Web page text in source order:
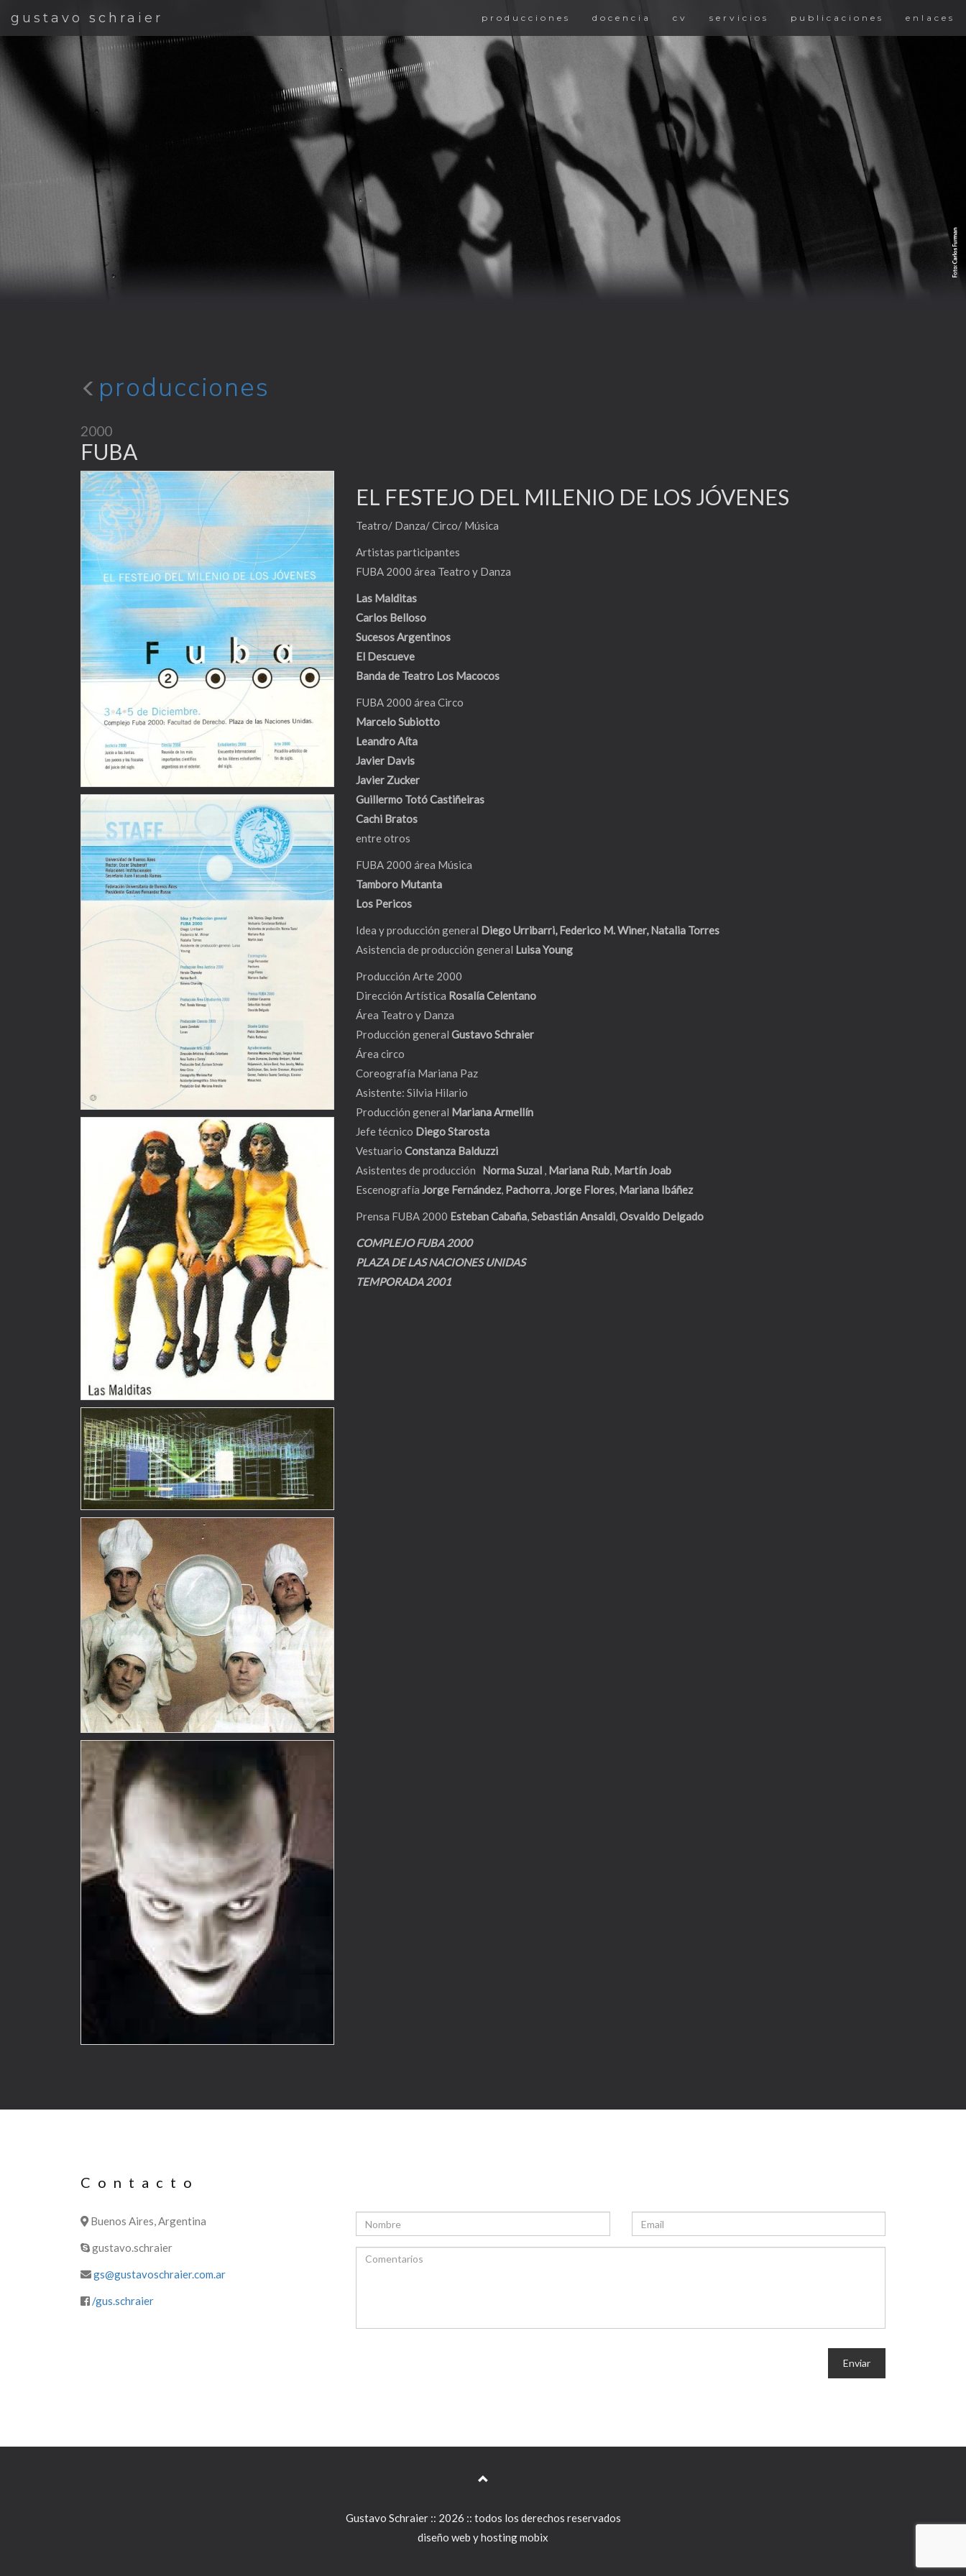
gustavo schraier producciones docencia cv servicios publicaciones enlaces
producciones
2000
FUBA
EL FESTEJO DEL MILENIO DE LOS JÓVENES
Teatro/ Danza/ Circo/ Música
Artistas participantes
FUBA 2000 área Teatro y Danza
Las Malditas
Carlos Belloso
Sucesos Argentinos
El Descueve
Banda de Teatro Los Macocos
FUBA 2000 área Circo
Marcelo Subiotto
Leandro Aíta
Javier Davis
Javier Zucker
Guillermo Totó Castiñeiras
Cachi Bratos
entre otros
FUBA 2000 área Música
Tamboro Mutanta
Los Pericos
Idea y producción general Diego Urribarri, Federico M. Winer,Natalia Torres
Asistencia de producción general Luisa Young
Producción Arte 2000
Dirección Artística Rosalía Celentano
Área Teatro y Danza
Producción generalGustavo Schraier
Área circo
Coreografía Mariana Paz
Asistente: Silvia Hilario
Producción general Mariana Armellín
Jefe técnico Diego Starosta
Vestuario Constanza Balduzzi
Asistentes de producción Norma Suzal , Mariana Rub, Martín Joab
EscenografíaJorge Fernández, Pachorra,Jorge Flores, Mariana Ibáñez
Prensa FUBA 2000 Esteban Cabaña,Sebastián Ansaldi,Osvaldo Delgado
COMPLEJO FUBA 2000
PLAZA DE LAS NACIONES UNIDAS
TEMPORADA 2001
Contacto
Buenos Aires, Argentina
gustavo.schraier
gs@gustavoschraier.com.ar
/gus.schraier
Enviar
Gustavo Schraier :: 2026 :: todos los derechos reservados
diseño web y hosting mobix